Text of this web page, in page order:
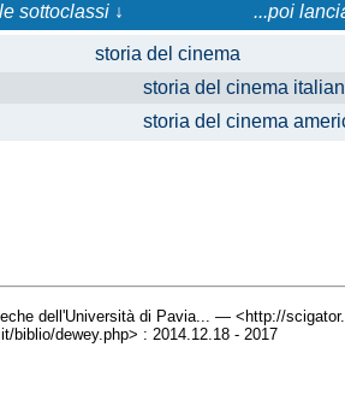
le sottoclassi ↓ ...poi
del cinema
del cinema
del cinema
dell'Università di Pavia... — <http://
biblio/dewey.php> : 2014.12.18 - 2017